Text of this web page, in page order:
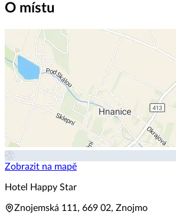
O místu
Zobrazit na mapě
Hotel Happy Star
Znojemská 111, 669 02, Znojmo